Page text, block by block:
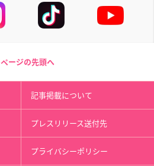
ページの先頭へ
記事掲載について
プレスリリース送付先
プライバシーポリシー